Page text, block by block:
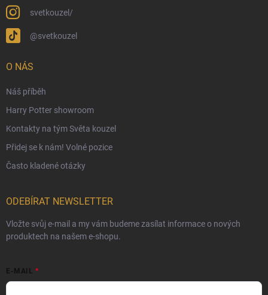
Ekologické balení objednávek
Podmínky ochrany osobních údajů
Ochranné známky a autorská práva
svetkouzel/
@svetkouzel
O NÁS
Náš příběh
Harry Potter showroom
Kontakty na tým Světa kouzel
Přidej se k nám! Volné pozice
Často kladené otázky
ODEBÍRAT NEWSLETTER
Vložte svůj e-mail a my vám budeme zasílat informace o nových
produktech na našem e-shopu.
E-MAIL